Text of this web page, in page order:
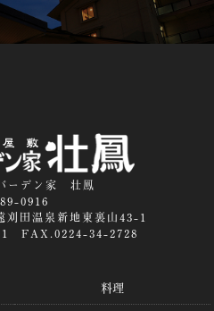
ーデン家 壮鳳
0916
刈田温泉新地東裏山43-1
FAX.0224-34-2728
料理